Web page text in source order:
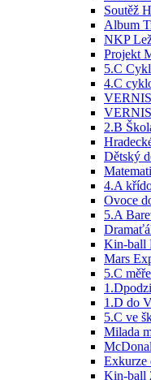
Soutěž
Album
NKP
Projekt
5.C
4.C
2.B
Dětský
4.A
Ovoce
5.A
Kin-ball
Mars
5.C
1.D do
5.C ve
Milada
Exkurze
Kin-ball